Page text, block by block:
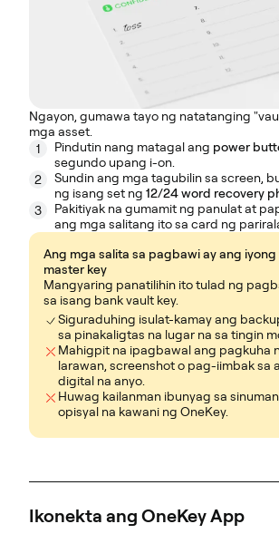
Ngayon, gumawa tayo ng natatanging
mga asset.
1
Pindutin nang matagal ang power
segundo upang i-on.
2
Sundin ang mga tagubilin sa screen,
ng isang set ng 12/24 word recovery
3
Pakitiyak na gumamit ng panulat at
ang mga salitang ito sa card ng
Ang mga salita sa pagbawi ay ang
master key
Mangyaring panatilihin ito tulad ng
sa isang bank vault key.
Siguraduhing isulat-kamay ang
sa pinakaligtas na lugar na sa tingin
Mahigpit na ipagbawal ang pagkuha
larawan, screenshot o pag-iimbak sa
digital na anyo.
Huwag kailanman ibunyag sa
opisyal na kawani ng OneKey.
Ikonekta ang OneKey App